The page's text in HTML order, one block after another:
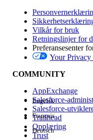
Utgave
Erfaring
Vilkår for bruk
Retningslinjer for
Preferansesenter
Your Privacy
COMMUNITY
AppExchange
Salesforce-
Salesforce-
Trailhead
Opplæring
Trust
Engelsk
Français
Deutsch